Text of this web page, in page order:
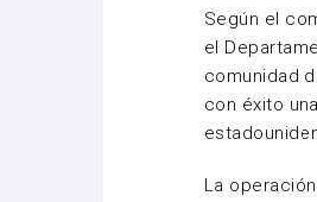
Según el
el
comunidad
con éxito
La